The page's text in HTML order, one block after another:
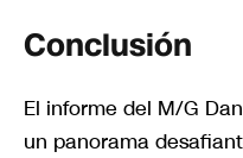
Conclusión
El informe del M/G
un panorama